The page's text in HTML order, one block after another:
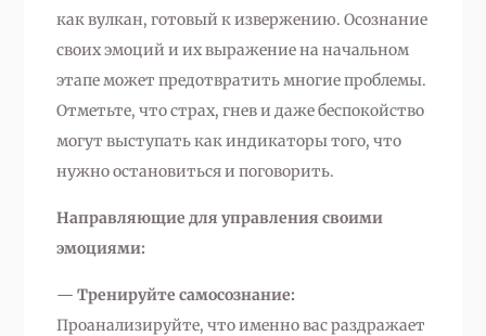
как вулкан, готовый к извержению. Осознание
своих эмоций и их выражение на начальном
этапе может предотвратить многие проблемы.
Отметьте, что страх, гнев и даже беспокойство
могут выступать как индикаторы того, что
нужно остановиться и поговорить.
Направляющие для управления своими
эмоциями:
— Тренируйте самосознание:
Проанализируйте, что именно вас раздражает